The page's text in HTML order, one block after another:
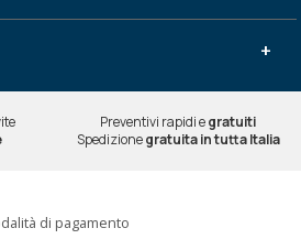
+
Preventivi rapidi egratuiti
Spedizionegratuita in tutta Italia
di pagamento